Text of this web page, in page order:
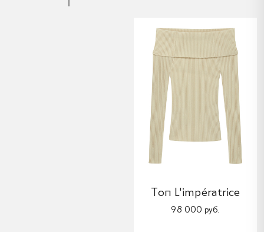
Топ L'impératrice
98 000 руб.